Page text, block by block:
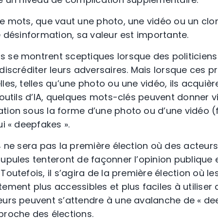
mots, que vaut une photo, une vidéo ou un
désinformation, sa valeur est importante.
se montrent sceptiques lorsque des
leurs adversaires. Mais lorsque ces
telles qu’une photo ou une vidéo, ils
d’IA, quelques mots-clés peuvent donner
sous la forme d’une photo ou d’une vidéo
« deepfakes ».
ne sera pas la première élection où des
tenteront de façonner l’opinion publique
il s’agira de la première élection où
plus accessibles et plus faciles à utiliser
peuvent s’attendre à une avalanche de «
des élections.